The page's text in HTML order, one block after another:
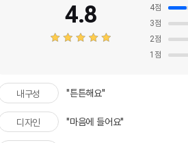
4.8
4점
3점
2점
1 점
내구성 "튼튼해요"
디자인 "마음에 들어요"